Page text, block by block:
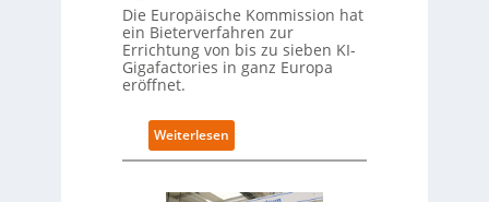
Die Europäische Kommission hat
ein Bieterverfahren zur
Errichtung von bis zu sieben KI-
Gigafactories in ganz Europa
eröffnet.
Weiterlesen:
E